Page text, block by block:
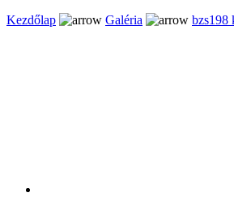
Kezdőlap Galéria bzs198